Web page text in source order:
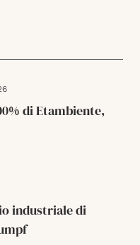
di Etambiente,
industriale di